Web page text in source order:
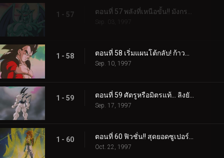
1 - 57
Sep. 03, 1997
1 - 58 ตอนที่ 58 เริ่มแผนโต้กลับ! ก้าวข้ามพลังของซูเปอร์ไซย่า 4
Sep. 10, 1997
1 - 59
Sep. 17, 1997
1 - 60 ตอนที่ 60 ฟิวชั่น!! สุดยอดซูเปอร์โกจีต้า
Oct. 22, 1997